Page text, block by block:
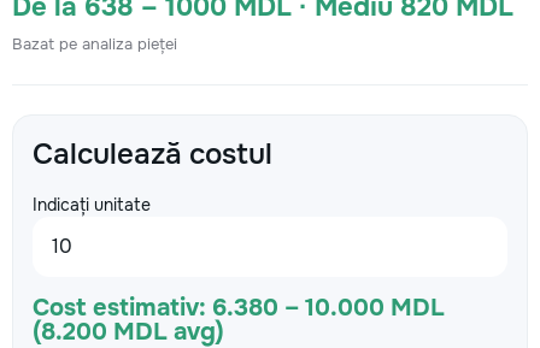
De la 638 – 1000 MDL · Mediu 820 MDL
Bazat pe analiza pieței
Calculează costul
Indicați unitate
Cost estimativ: 6.380 – 10.000 MDL
(8.200 MDL avg)